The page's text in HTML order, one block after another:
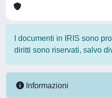
I documenti in IRIS sono
diritti sono riservati, salvo
Informazioni